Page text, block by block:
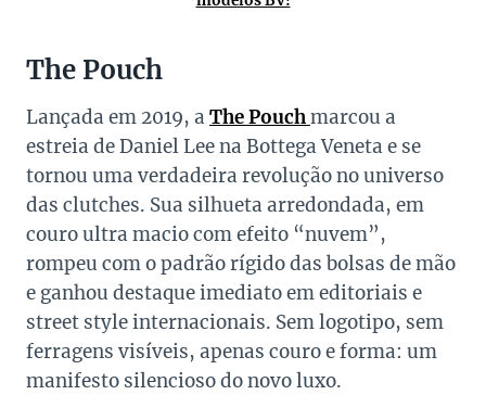
The Pouch
Lançada em 2019, a The Pouchmarcou a
estreia de Daniel Lee na Bottega Veneta e se
tornou uma verdadeira revolução no universo
das clutches. Sua silhueta arredondada, em
couro ultra macio com efeito “nuvem”,
rompeu com o padrão rígido das bolsas de mão
e ganhou destaque imediato em editoriais e
street style internacionais. Sem logotipo, sem
ferragens visíveis, apenas couro e forma: um
manifesto silencioso do novo luxo.